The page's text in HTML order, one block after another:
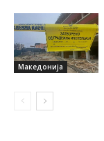
Македонија